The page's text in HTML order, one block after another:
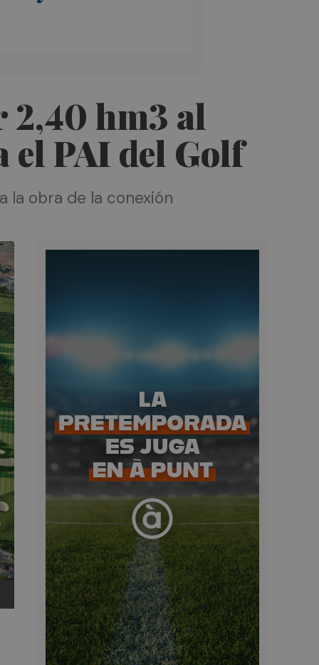
2,40 hm3 al
el PAI del Golf
la obra de la conexión